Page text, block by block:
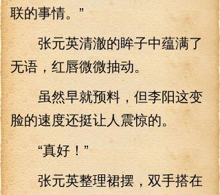
联的事情。”
张元英清澈的眸子中蕴满了
无语，红唇微微抽动。
虽然早就预料，但李阳这变
脸的速度还挺让人震惊的。
“真好！”
张元英整理裙摆，双手搭在